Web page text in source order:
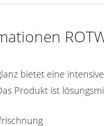
bietet eine
Produkt ist